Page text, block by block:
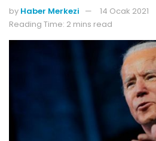
by Haber Merkezi
14 Ocak 2021
Reading Time: 2 mins read